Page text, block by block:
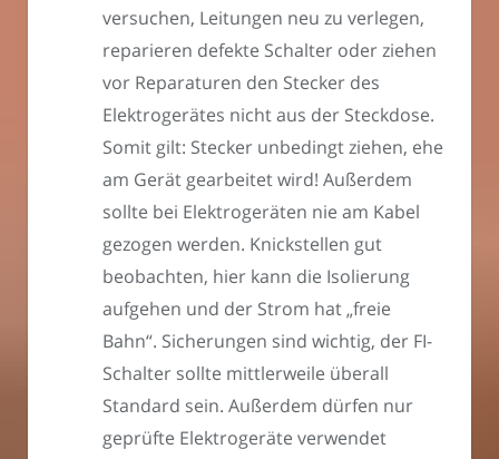
versuchen, Leitungen neu zu verlegen,
reparieren defekte Schalter oder ziehen
vor Reparaturen den Stecker des
Elektrogerätes nicht aus der Steckdose.
Somit gilt: Stecker unbedingt ziehen, ehe
am Gerät gearbeitet wird! Außerdem
sollte bei Elektrogeräten nie am Kabel
gezogen werden. Knickstellen gut
beobachten, hier kann die Isolierung
aufgehen und der Strom hat „freie
Bahn“. Sicherungen sind wichtig, der FI-
Schalter sollte mittlerweile überall
Standard sein. Außerdem dürfen nur
geprüfte Elektrogeräte verwendet